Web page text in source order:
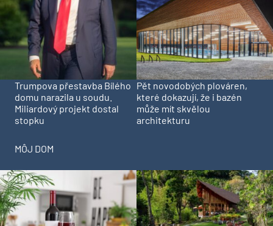
Trumpova přestavba Bílého
domu narazila u soudu.
Miliardový projekt dostal
stopku
Pět novodobých plováren,
které dokazují, že i bazén
může mít skvělou
architekturu
MÔJ DOM